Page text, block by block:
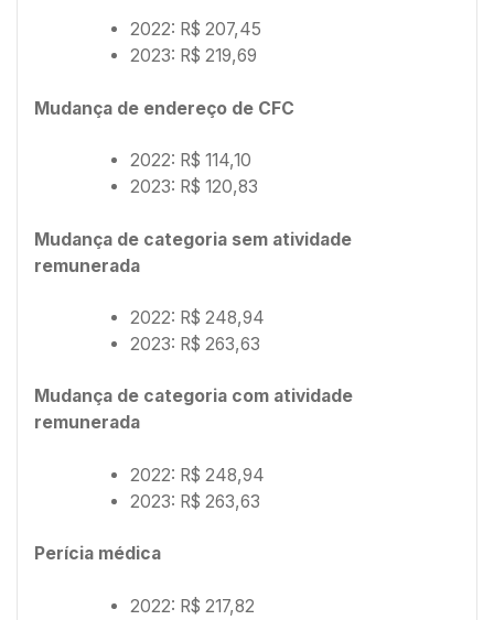
2022: R$ 207,45
2023: R$ 219,69
Mudança de endereço de CFC
2022: R$ 114,10
2023: R$ 120,83
Mudança de categoria sem atividade
remunerada
2022: R$ 248,94
2023: R$ 263,63
Mudança de categoria com atividade
remunerada
2022: R$ 248,94
2023: R$ 263,63
Perícia médica
2022: R$ 217,82